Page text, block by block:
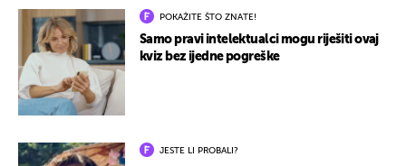
POKAŽITE ŠTO ZNATE!
Samo pravi intelektualci mogu riješiti ovaj
kviz bez ijedne pogreške
JESTE LI PROBALI?